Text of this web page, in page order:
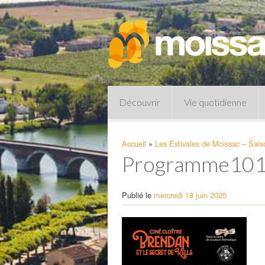
Découvrir Vie quotidienne
Pharmacies de garde
Accueil » Les Estivales de Moissac –
Publié le mercredi 18 juin 2025